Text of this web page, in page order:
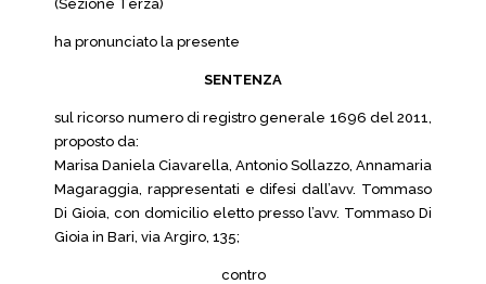
(Sezione Terza)
ha pronunciato la presente
SENTENZA
sul ricorso numero di registro generale 1696 del 2011,
proposto da:
Marisa Daniela Ciavarella, Antonio Sollazzo, Annamaria
Magaraggia, rappresentati e difesi dall’avv. Tommaso
Di Gioia, con domicilio eletto presso l’avv. Tommaso Di
Gioia in Bari, via Argiro, 135;
contro